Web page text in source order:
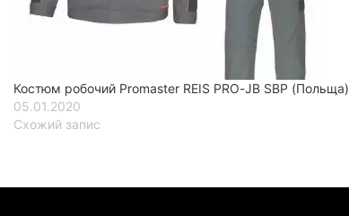
Костюм робочий Promaster REIS PRO-JB SBP (Польща)
05.01.2020
Схожий запис